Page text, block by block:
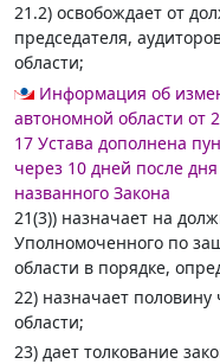
21.2) освобождает от
председателя,
области;
Информация об
автономной области от
17 Устава дополнена
через 10 дней после дня
названного Закона
21(3)) назначает на
Уполномоченного по
области в порядке,
22) назначает
области;
23) дает толкование